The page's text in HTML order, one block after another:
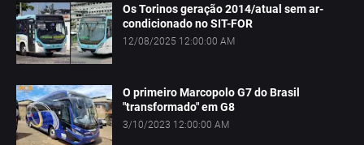
Os Torinos geração 2014/atual sem ar-
condicionado no SIT-FOR
12/08/2025 12:00:00 AM
O primeiro Marcopolo G7 do Brasil
"transformado" em G8
3/10/2023 12:00:00 AM